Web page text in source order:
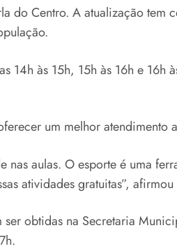
do Centro. A atualização tem
às 15h, 15h às 16h e 16h
um melhor atendimento
aulas. O esporte é uma
atividades gratuitas”,
obtidas na Secretaria